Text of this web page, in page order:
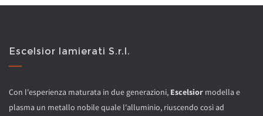
Escelsior lamierati S.r.l.
Con l'esperienza maturata in due generazioni, Escelsior modella e
plasma un metallo nobile quale l'alluminio, riuscendo così ad